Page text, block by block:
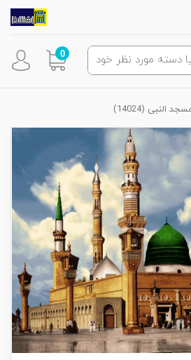
0
النبی (14024)